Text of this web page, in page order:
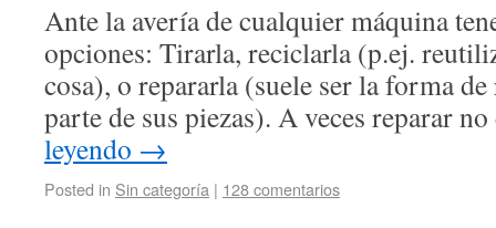
Ante la avería de cualquier máquina
opciones: Tirarla, reciclarla (p.ej.
cosa), o repararla (suele ser la forma
parte de sus piezas). A veces reparar
leyendo →
Posted in Sin categoría | 128 comentarios